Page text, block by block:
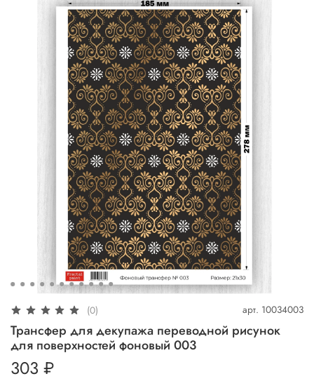
(0) арт. 10034003
Трансфер для декупажа переводной рисунок
для поверхностей фоновый 003
303 ₽